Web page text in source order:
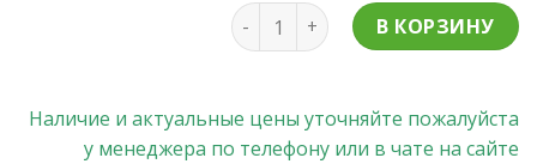
Количество товара Умная
В КОРЗИНУ
Наличие и актуальные цены уточняйте пожалуйста
у менеджера по телефону или в чате на сайте